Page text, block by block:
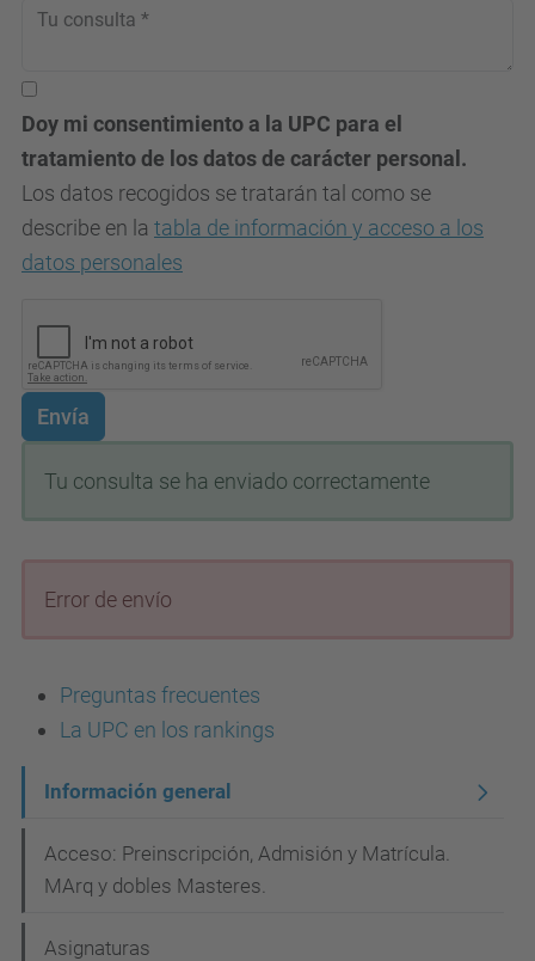
Doy mi consentimiento a la UPC para el
tratamiento de los datos de carácter personal.
Los datos recogidos se tratarán tal como se
describe en la tabla de información y acceso a los
datos personales
Envía
Tu consulta se ha enviado correctamente
Error de envío
Preguntas frecuentes
La UPC en los rankings
a
e
Información general
Acceso: Preinscripción, Admisión y Matrícula.
MArq y dobles Masteres.
Asignaturas